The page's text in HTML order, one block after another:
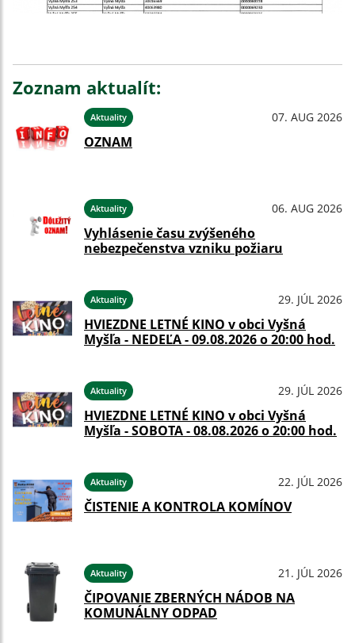
Zoznam aktualít:
Aktuality 07. AUG 2026
OZNAM
Aktuality 06. AUG 2026
Vyhlásenie času zvýšeného
nebezpečenstva vzniku požiaru
Aktuality 29. JÚL 2026
HVIEZDNE LETNÉ KINO v obci Vyšná
Myšľa - NEDEĽA - 09.08.2026 o 20:00 hod.
Aktuality 29. JÚL 2026
HVIEZDNE LETNÉ KINO v obci Vyšná
Myšľa - SOBOTA - 08.08.2026 o 20:00 hod.
Aktuality 22. JÚL 2026
ČISTENIE A KONTROLA KOMÍNOV
Aktuality 21. JÚL 2026
ČIPOVANIE ZBERNÝCH NÁDOB NA
KOMUNÁLNY ODPAD